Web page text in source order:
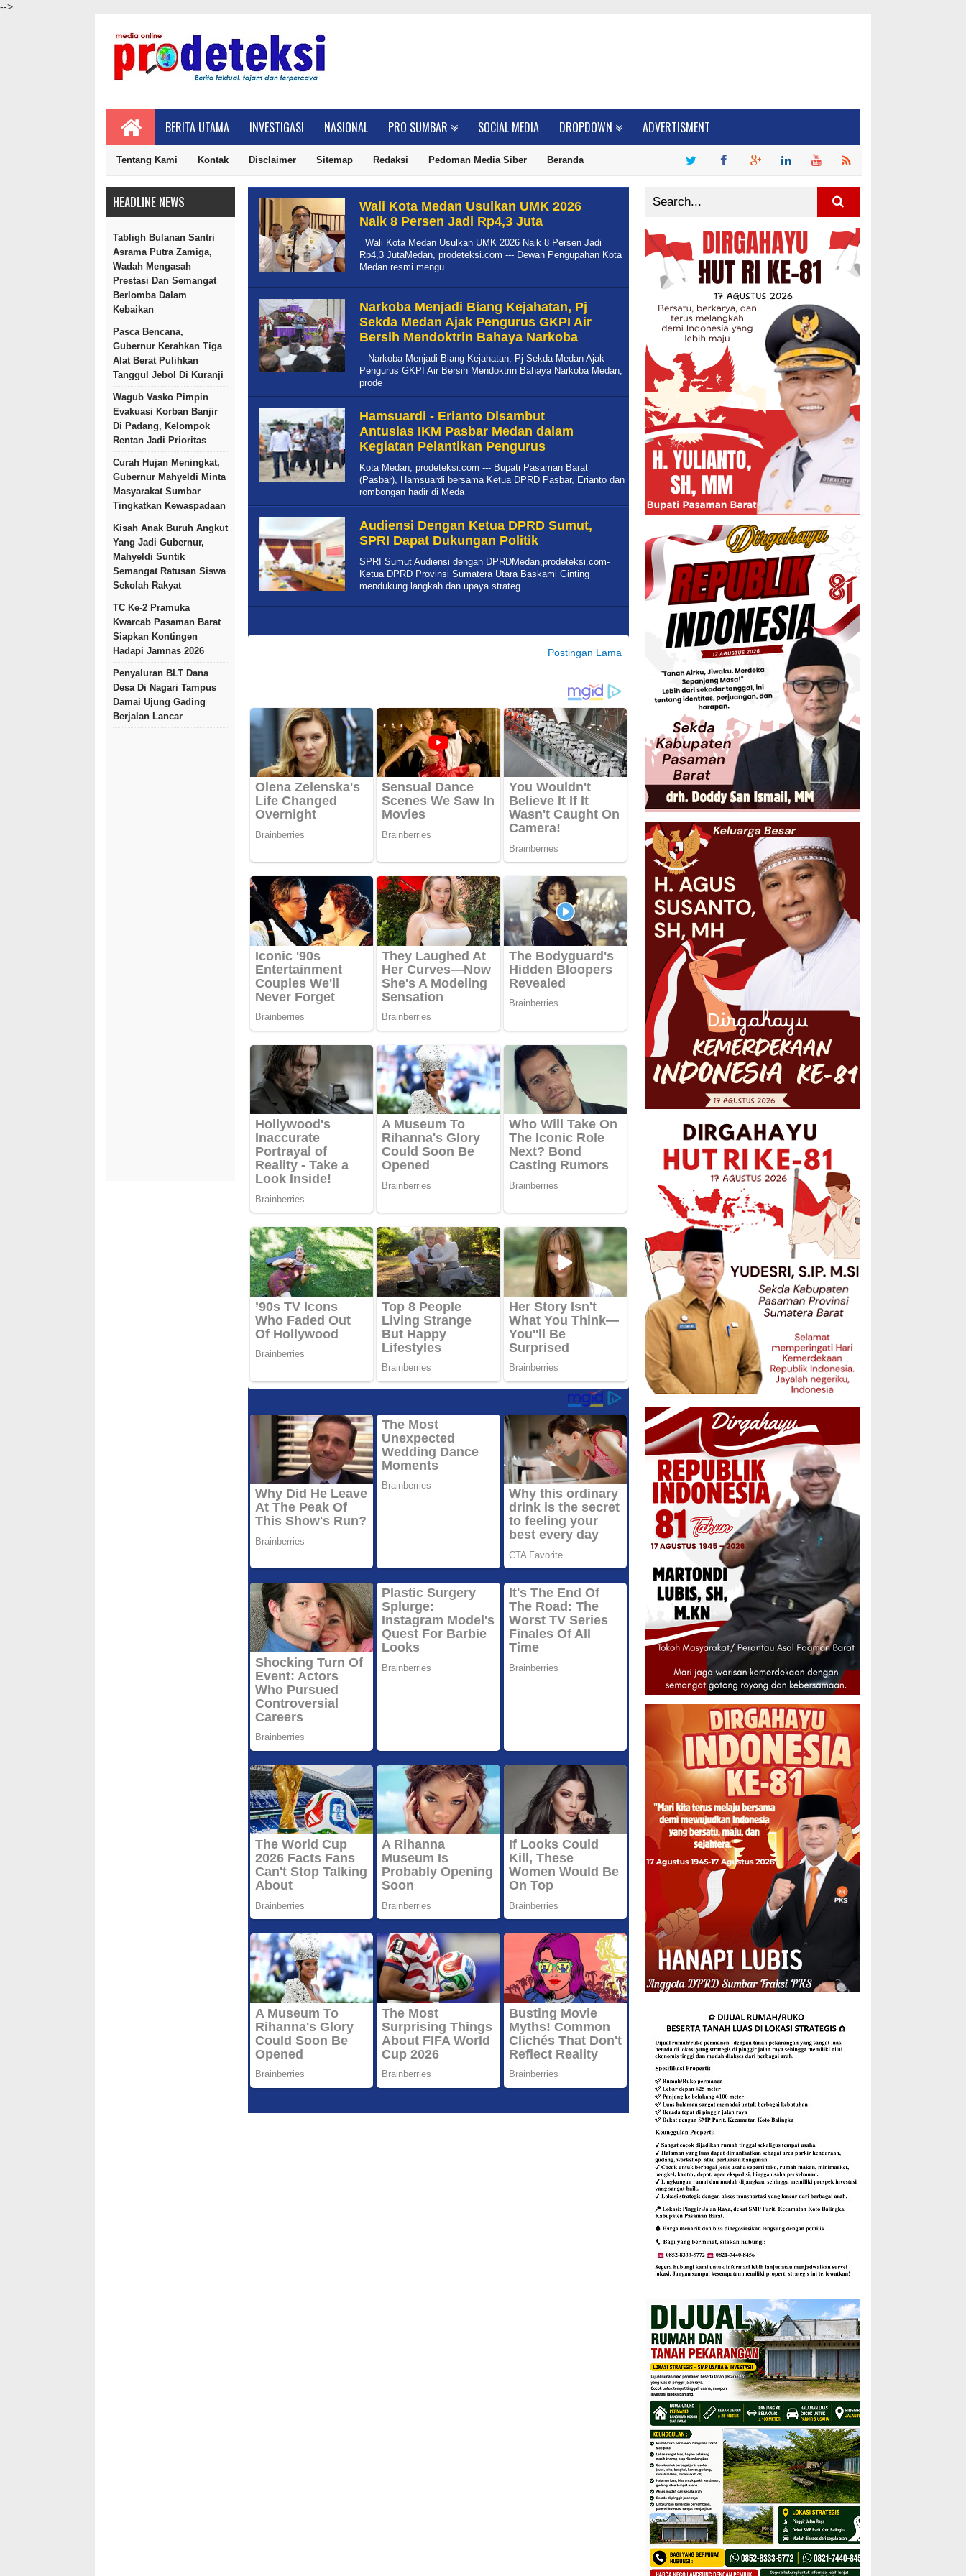
-->
BERITA UTAMA INVESTIGASI NASIONAL PRO SUMBAR SOCIAL MEDIA DROPDOWN ADVERTISMENT
Tentang Kami Kontak Disclaimer Sitemap Redaksi Pedoman Media Siber Beranda
HEADLINE NEWS
Tabligh Bulanan Santri
Asrama Putra Zamiga,
Wadah Mengasah
Prestasi Dan Semangat
Berlomba Dalam
Kebaikan
Pasca Bencana,
Gubernur Kerahkan Tiga
Alat Berat Pulihkan
Tanggul Jebol Di Kuranji
Wagub Vasko Pimpin
Evakuasi Korban Banjir
Di Padang, Kelompok
Rentan Jadi Prioritas
Curah Hujan Meningkat,
Gubernur Mahyeldi Minta
Masyarakat Sumbar
Tingkatkan Kewaspadaan
Kisah Anak Buruh Angkut
Yang Jadi Gubernur,
Mahyeldi Suntik
Semangat Ratusan Siswa
Sekolah Rakyat
TC Ke-2 Pramuka
Kwarcab Pasaman Barat
Siapkan Kontingen
Hadapi Jamnas 2026
Penyaluran BLT Dana
Desa Di Nagari Tampus
Damai Ujung Gading
Berjalan Lancar
Wali Kota Medan Usulkan UMK 2026
Naik 8 Persen Jadi Rp4,3 Juta
Wali Kota Medan Usulkan UMK 2026 Naik 8 Persen Jadi
Rp4,3 JutaMedan, prodeteksi.com --- Dewan Pengupahan Kota
Medan resmi mengu
Narkoba Menjadi Biang Kejahatan, Pj
Sekda Medan Ajak Pengurus GKPI Air
Bersih Mendoktrin Bahaya Narkoba
Narkoba Menjadi Biang Kejahatan, Pj Sekda Medan Ajak
Pengurus GKPI Air Bersih Mendoktrin Bahaya Narkoba Medan,
prode
Hamsuardi - Erianto Disambut
Antusias IKM Pasbar Medan dalam
Kegiatan Pelantikan Pengurus
Kota Medan, prodeteksi.com --- Bupati Pasaman Barat
(Pasbar), Hamsuardi bersama Ketua DPRD Pasbar, Erianto dan
rombongan hadir di Meda
Audiensi Dengan Ketua DPRD Sumut,
SPRI Dapat Dukungan Politik
SPRI Sumut Audiensi dengan DPRDMedan,prodeteksi.com-
Ketua DPRD Provinsi Sumatera Utara Baskami Ginting
mendukung langkah dan upaya strateg
Postingan Lama